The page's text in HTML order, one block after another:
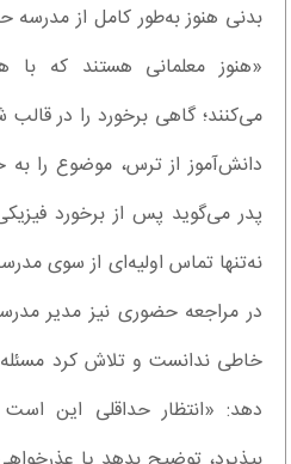
بدنی هنوز به‌طور کامل از
«هنوز معلمانی هستند که با
می‌کنند؛ گاهی برخورد را در
دانش‌آموز از ترس، موضوع را به
پدر می‌گوید پس از برخورد
نه‌تنها تماس اولیه‌ای از سوی
در مراجعه حضوری نیز مدیر
خاطی ندانست و تلاش کرد مسئله
دهد: «انتظار حداقلی این